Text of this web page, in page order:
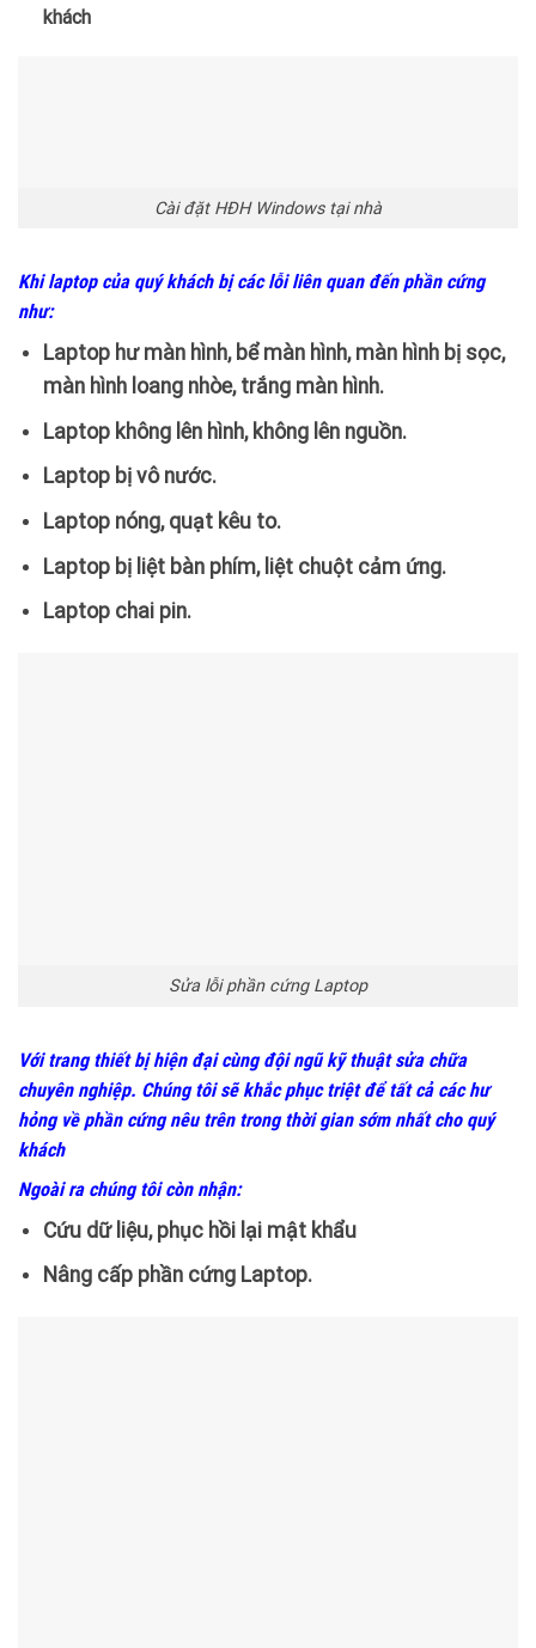
khách
Cài đặt HĐH Windows tại nhà
Khi laptop của quý khách bị các lỗi liên quan đến phần cứng
như:
Laptop hư màn hình, bể màn hình, màn hình bị sọc,
màn hình loang nhòe, trắng màn hình.
Laptop không lên hình, không lên nguồn.
Laptop bị vô nước.
Laptop nóng, quạt kêu to.
Laptop bị liệt bàn phím, liệt chuột cảm ứng.
Laptop chai pin.
Sửa lỗi phần cứng Laptop
Với trang thiết bị hiện đại cùng đội ngũ kỹ thuật sửa chữa
chuyên nghiệp. Chúng tôi sẽ khắc phục triệt để tất cả các hư
hỏng về phần cứng nêu trên trong thời gian sớm nhất cho quý
khách
Ngoài ra chúng tôi còn nhận:
Cứu dữ liệu, phục hồi lại mật khẩu
Nâng cấp phần cứng Laptop.